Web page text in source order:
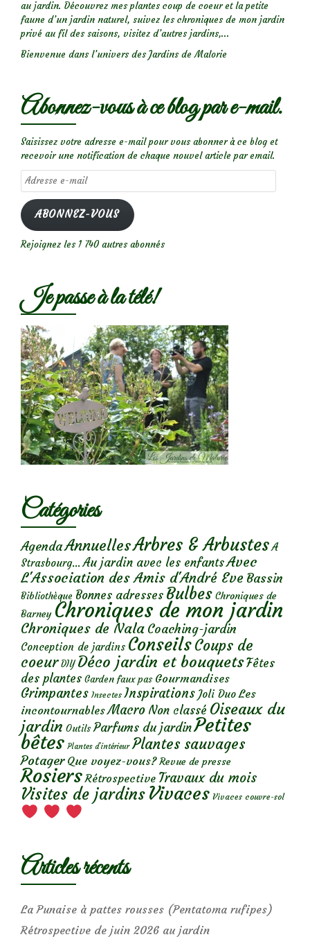
au jardin. Découvrez mes plantes coup de coeur et la petite
faune d’un jardin naturel, suivez les chroniques de mon jardin
privé au fil des saisons, visitez d’autres jardins,...
Bienvenue dans l’univers des Jardins de Malorie
Abonnez-vous à ce blog par e-mail.
Saisissez votre adresse e-mail pour vous abonner à ce blog et
recevoir une notification de chaque nouvel article par email.
Adresse
e-
mail
ABONNEZ-VOUS
Rejoignez les 1 740 autres abonnés
Je passe à la télé!
Catégories
AgendaAnnuellesArbres & Arbustes A
Strasbourg... Au jardin avec les enfantsAvec
L'Association des Amis d'André Eve Bassin
Bibliothèque Bonnes adresses Bulbes Chroniques de
Barney Chroniques de mon jardin
Chroniques de Nala Coaching-jardin
Conception de jardins ConseilsCoups de
coeur DIY Déco jardin et bouquetsFêtes
des plantes Garden faux pas Gourmandises
Grimpantes Insectes Inspirations Joli Duo Les
incontournables Macro Non classé Oiseaux du
jardin Outils Parfums du jardinPetites
bêtes Plantes d’intérieur Plantes sauvages
Potager Que voyez-vous? Revue de presse
Rosiers Rétrospective Travaux du mois
Visites de jardins Vivaces Vivaces couvre-sol
Articles récents
La Punaise à pattes rousses (Pentatoma rufipes)
Rétrospective de juin 2026 au jardin